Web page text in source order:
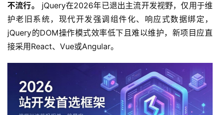
不流行。
jQuery在2026年已退出主流开发视野，仅用于维
护老旧系统，现代开发强调组件化、响应式数据绑定，
jQuery的DOM操作模式效率低下且难以维护，新项目应直
接采用React、Vue或Angular。